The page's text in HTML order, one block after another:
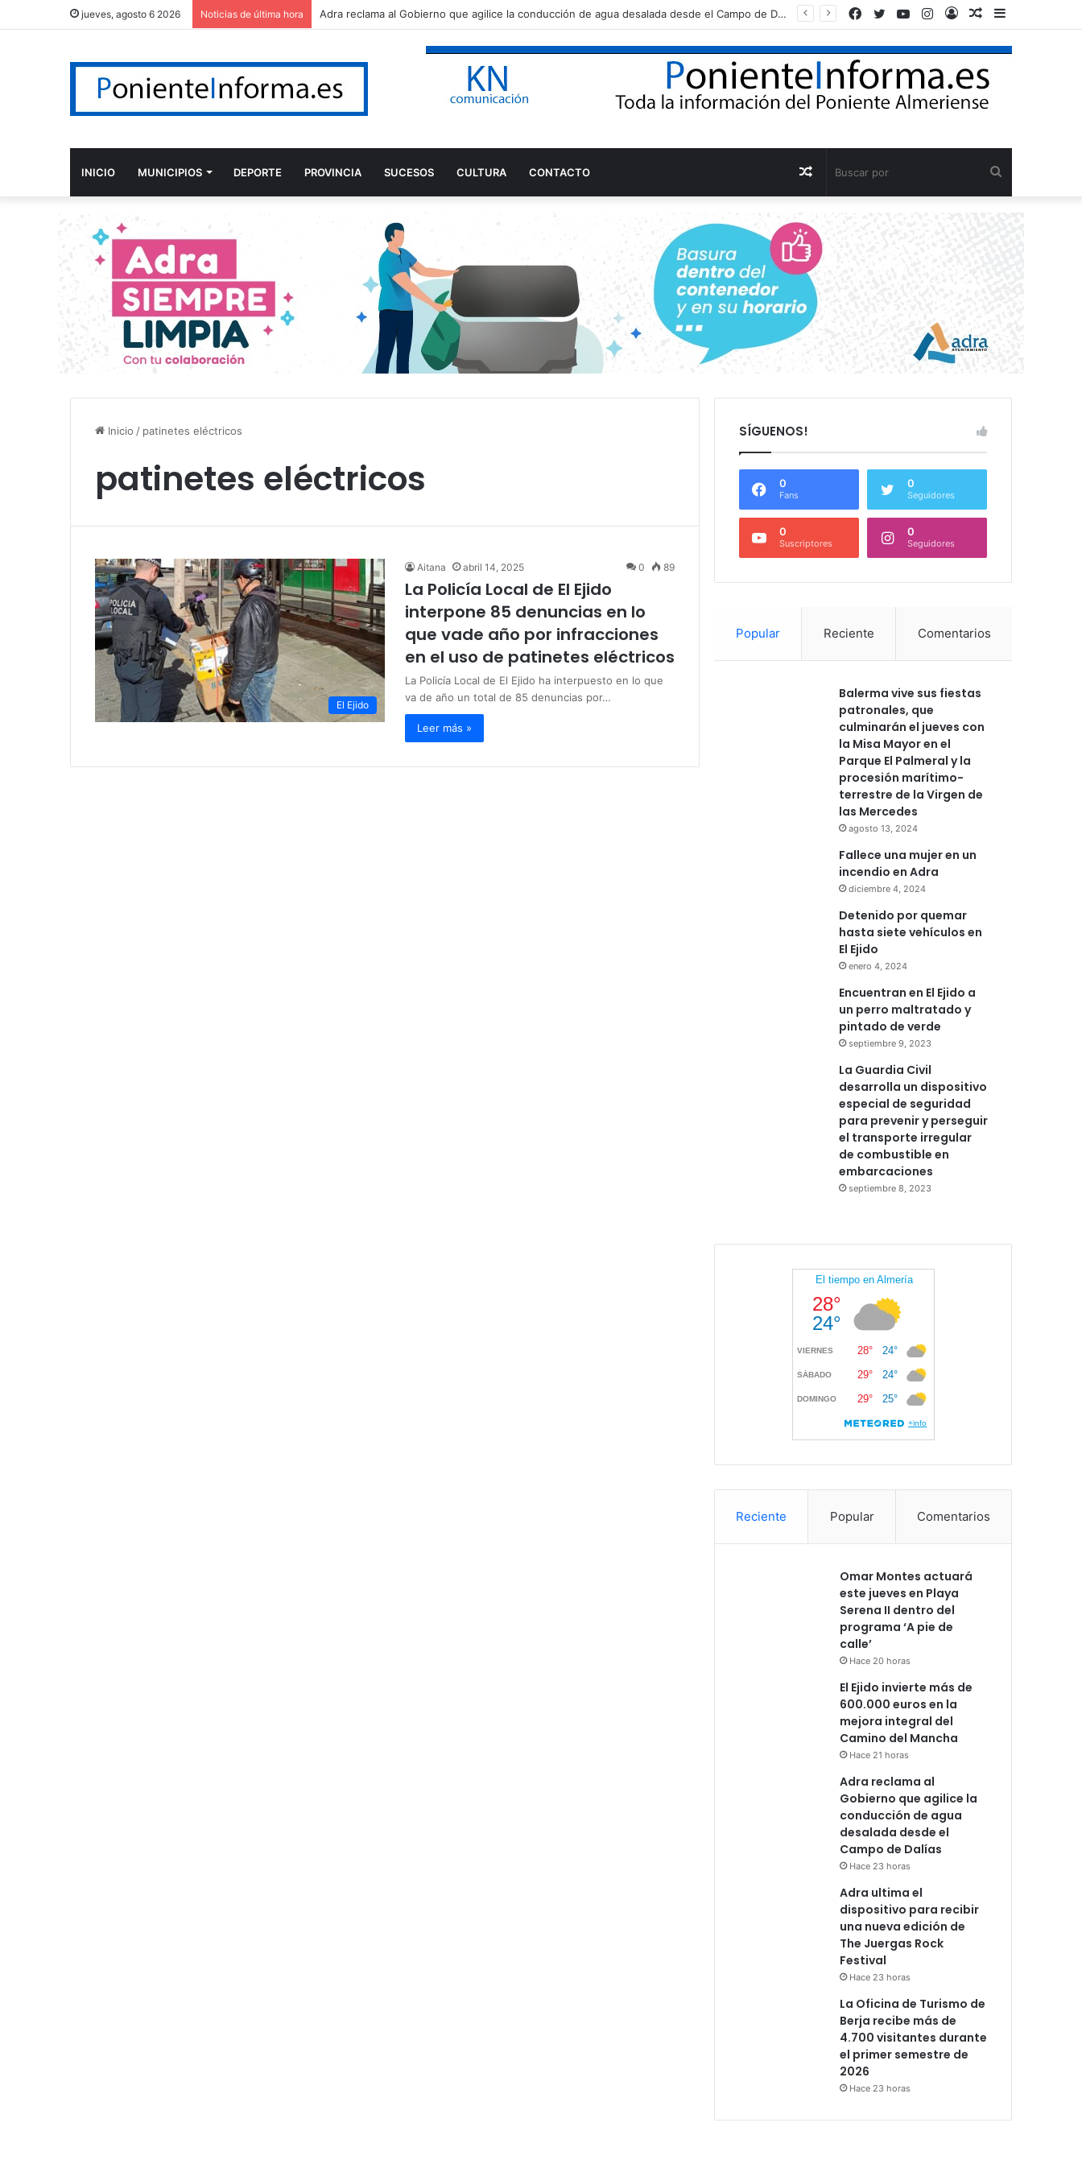
jueves, agosto 6 2026 Noticias de última hora Adra reclama al Gobierno que agilice la conducción de agua desalada desde el Campo de Dalías
lateral
Publicación
al
azar
Acceso
Instagram
YouTube
Twitter
Facebook
INICIO MUNICIPIOS DEPORTE PROVINCIA SUCESOS CULTURA CONTACTO Publicación
al
azar
Inicio / patinetes eléctricos
patinetes eléctricos
El Ejido
Aitana abril 14, 2025 0 89
La Policía Local de El Ejido
interpone 85 denuncias en lo
que vade año por infracciones
en el uso de patinetes eléctricos
La Policía Local de El Ejido ha interpuesto en lo que
va de año un total de 85 denuncias por…
Leer más »
SÍGUENOS!
0
Fans
0
Seguidores
0
Suscriptores
0
Seguidores
Popular Reciente Comentarios
Balerma vive sus fiestas
patronales, que
culminarán el jueves con
la Misa Mayor en el
Parque El Palmeral y la
procesión marítimo-
terrestre de la Virgen de
las Mercedes
agosto 13, 2024
Fallece una mujer en un
incendio en Adra
diciembre 4, 2024
Detenido por quemar
hasta siete vehículos en
El Ejido
enero 4, 2024
Encuentran en El Ejido a
un perro maltratado y
pintado de verde
septiembre 9, 2023
La Guardia Civil
desarrolla un dispositivo
especial de seguridad
para prevenir y perseguir
el transporte irregular
de combustible en
embarcaciones
septiembre 8, 2023
Reciente Popular Comentarios
Omar Montes actuará
este jueves en Playa
Serena II dentro del
programa ‘A pie de
calle’
Hace 20 horas
El Ejido invierte más de
600.000 euros en la
mejora integral del
Camino del Mancha
Hace 21 horas
Adra reclama al
Gobierno que agilice la
conducción de agua
desalada desde el
Campo de Dalías
Hace 23 horas
Adra ultima el
dispositivo para recibir
una nueva edición de
The Juergas Rock
Festival
Hace 23 horas
La Oficina de Turismo de
Berja recibe más de
4.700 visitantes durante
el primer semestre de
2026
Hace 23 horas